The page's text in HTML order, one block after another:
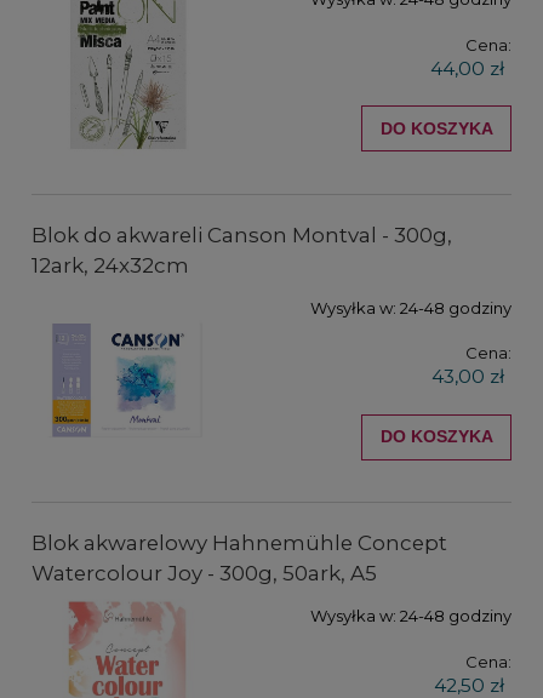
Cena:
44,00 zł
DO KOSZYKA
Blok do akwareli Canson Montval - 300g,
12ark, 24x32cm
Wysyłka w: 24-48 godziny
Cena:
43,00 zł
DO KOSZYKA
Blok akwarelowy Hahnemühle Concept
Watercolour Joy - 300g, 50ark, A5
Wysyłka w: 24-48 godziny
Cena:
42,50 zł